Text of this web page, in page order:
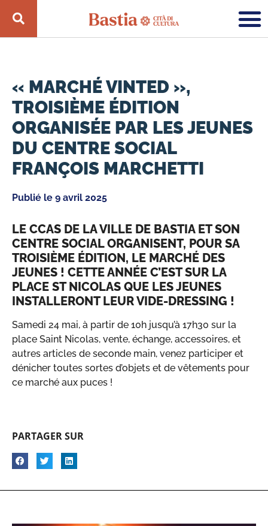
« MARCHÉ VINTED »,
TROISIÈME ÉDITION
ORGANISÉE PAR LES JEUNES
DU CENTRE SOCIAL
FRANÇOIS MARCHETTI
Publié le 9 avril 2025
LE CCAS DE LA VILLE DE BASTIA ET SON
CENTRE SOCIAL ORGANISENT, POUR SA
TROISIÈME ÉDITION, LE MARCHÉ DES
JEUNES ! CETTE ANNÉE C’EST SUR LA
PLACE ST NICOLAS QUE LES JEUNES
INSTALLERONT LEUR VIDE-DRESSING !
Samedi 24 mai, à partir de 10h jusqu’à 17h30 sur la
place Saint Nicolas, vente, échange, accessoires, et
autres articles de seconde main, venez participer et
dénicher toutes sortes d’objets et de vêtements pour
ce marché aux puces !
PARTAGER SUR